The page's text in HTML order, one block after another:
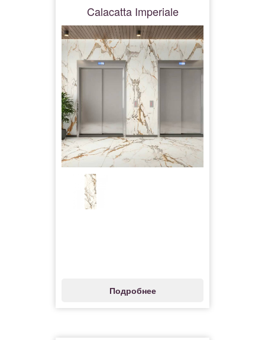
Calacatta Imperiale
Подробнее